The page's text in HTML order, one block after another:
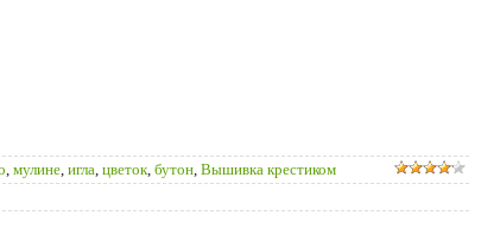
мулине игла цветок бутон Вышивка крестиком